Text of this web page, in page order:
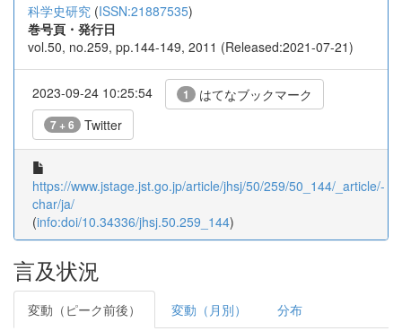
科学史研究 (ISSN:21887535)
巻号頁・発行日
vol.50, no.259, pp.144-149, 2011 (Released:2021-07-21)
2023-09-24 10:25:54 1 はてなブックマーク
7 + 6 Twitter
https://www.jstage.jst.go.jp/article/jhsj/50/259/50_144/_article/-
char/ja/
(info:doi/10.34336/jhsj.50.259_144)
言及状況
変動（ピーク前後） 変動（月別） 分布